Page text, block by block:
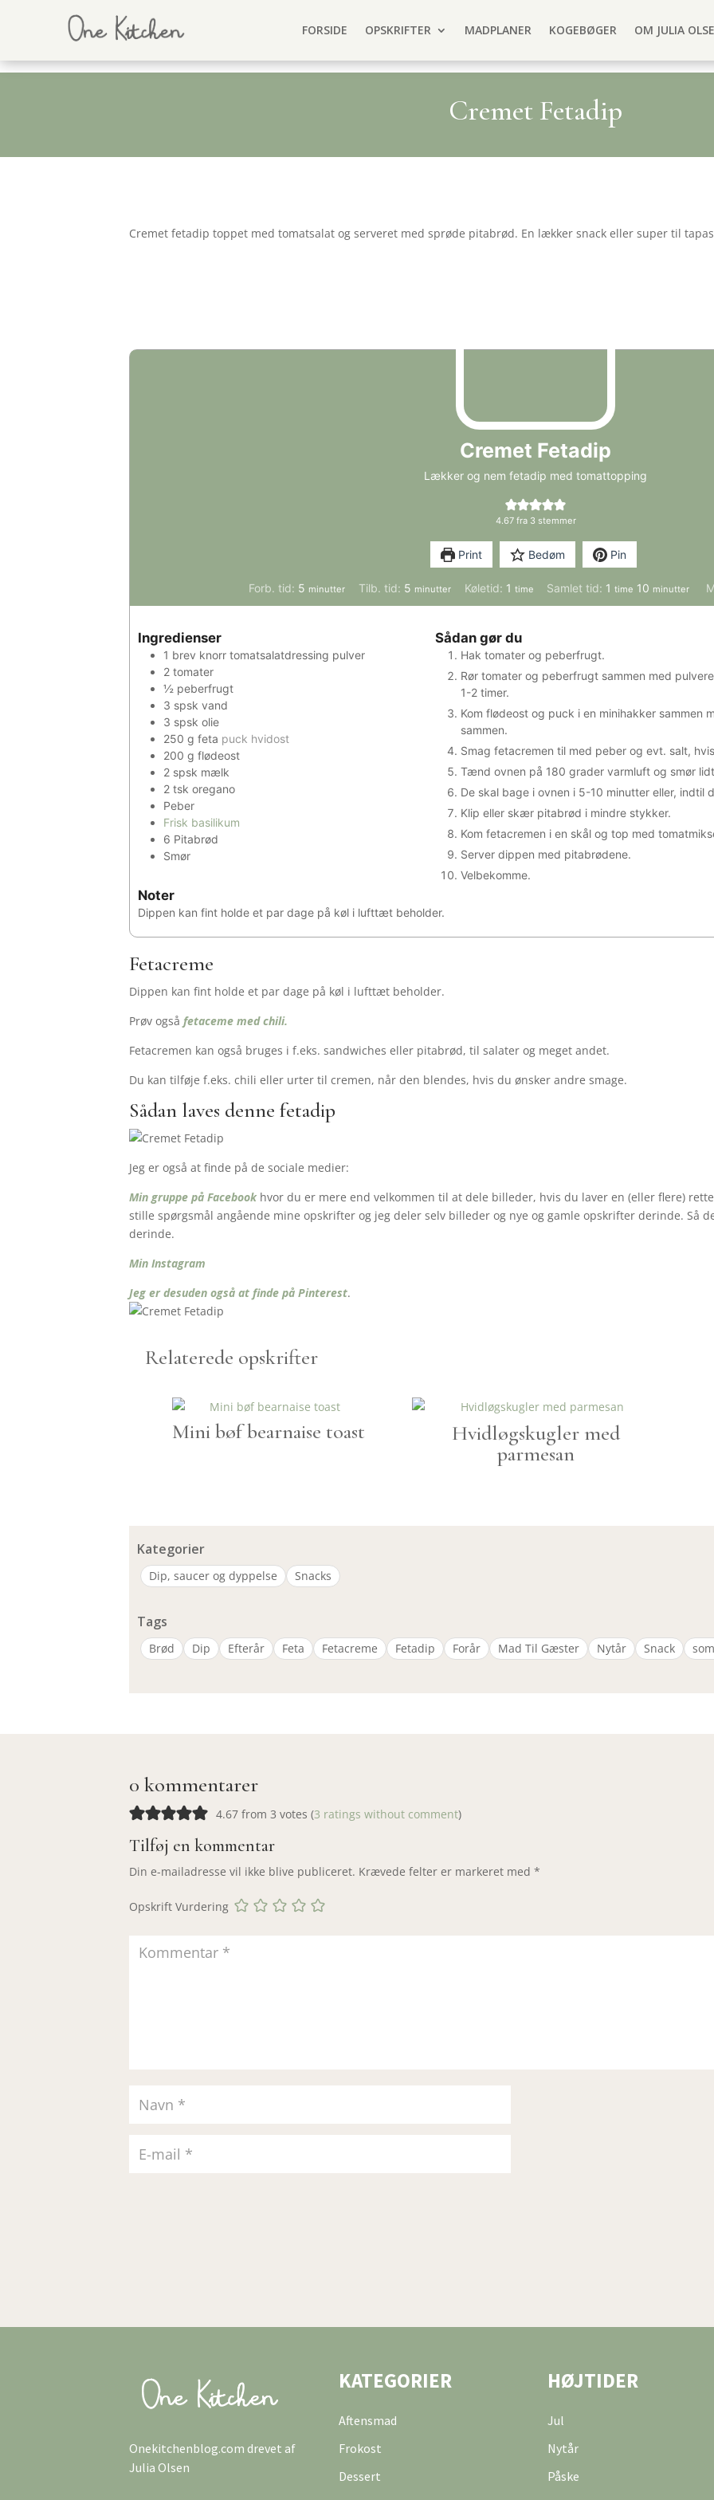
FORSIDE OPSKRIFTER MADPLANER KOGEBØGER OM JULIA
Cremet Fetadip
Cremet fetadip toppet med tomatsalat og serveret med sprøde pitabrød. En lækker snack eller super til
Cremet Fetadip
Lækker og nem fetadip med tomattopping
4.67fra 3stemmer
Print Bedøm Pin
Forb. tid: 5 minutter
minutter Tilb. tid: 5minutter
minutter Køletid: 1 time
time Samlet tid: 1 time
time 10 minutter
minutter
Ingredienser
1 brev knorr tomatsalatdressing pulver
2 tomater
½ peberfrugt
3 spsk vand
3 spsk olie
250 g feta puck hvidost
200 g flødeost
2 spsk mælk
2 tsk oregano
Peber
Frisk basilikum
6 Pitabrød
Smør
Sådan gør du
Hak tomater og peberfrugt.
Rør tomater og peberfrugt sammen med
1-2 timer.
Kom flødeost og puck i en minihakker
sammen.
Smag fetacremen til med peber og evt. salt,
Tænd ovnen på 180 grader varmluft og smør
De skal bage i ovnen i 5-10 minutter eller, indtil
Klip eller skær pitabrød i mindre stykker.
Kom fetacremen i en skål og top med
Server dippen med pitabrødene.
Velbekomme.
Noter
Dippen kan fint holde et par dage på køl i lufttæt beholder.
Fetacreme
Dippen kan fint holde et par dage på køl i lufttæt beholder.
Prøv også fetaceme med chili.
Fetacremen kan også bruges i f.eks. sandwiches eller pitabrød, til salater og meget andet.
Du kan tilføje f.eks. chili eller urter til cremen, når den blendes, hvis du ønsker andre smage.
Sådan laves denne fetadip
Jeg er også at finde på de sociale medier:
Min gruppe på Facebookhvor du er mere end velkommen til at dele billeder, hvis du laver en (eller flere)
stille spørgsmål angående mine opskrifter og jeg deler selv billeder og nye og gamle opskrifter derinde. Så
derinde.
Min Instagram
Jeg er desuden også at finde på Pinterest.
Relaterede opskrifter
Mini bøf bearnaise toast
Hvidløgskugler med
parmesan
Kategorier
Dip, saucer og dyppelse Snacks
Tags
Brød Dip Efterår Feta Fetacreme Fetadip Forår Mad Til Gæster Nytår Snack
0 kommentarer
4.67 from 3 votes (3 ratings without comment)
Tilføj en kommentar
Din e-mailadresse vil ikke blive publiceret. Krævede felter er markeret med *
Opskrift Vurdering
Onekitchenblog.com drevet af
Julia Olsen
KATEGORIER
Aftensmad
Frokost
Dessert
HØJTIDER
Jul
Nytår
Påske